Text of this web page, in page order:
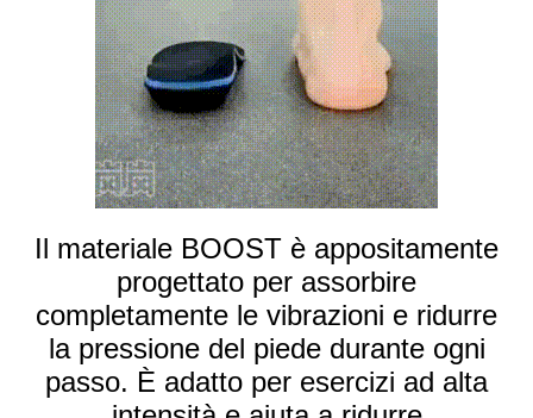
Il materiale BOOST è appositamente
progettato per assorbire
completamente le vibrazioni e ridurre
la pressione del piede durante ogni
passo. È adatto per esercizi ad alta